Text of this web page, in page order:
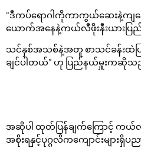
“ဒီကပ်ရောဂါကိုကာကွယ်ဆေးနဲ့က
ယောက်အနေနဲ့ကယ်လီဖိုးနီးယား
သင်နှစ်အသစ်နဲ့အတူ စာသင်ခန်းထဲပ
ချင်ပါတယ်” ဟု ပြည်နယ်မှူးကဆိုသ
အဆိုပါ ထုတ်ပြန်ချက်ကြောင့် ကယ်
အစိုးရနှင့်ပုဂ္ဂလိကကျောင်းများရှိပ